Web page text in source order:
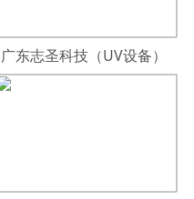
广东志圣科技（UV设备）